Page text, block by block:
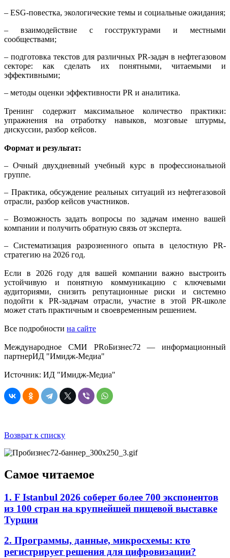
– ESG-повестка, экологические темы и социальные ожидания;
– взаимодействие с госструктурами и местными
сообществами;
– подготовка текстов для различных PR-задач в нефтегазовом
секторе: как сделать их понятными, читаемыми и
эффективными;
– методы оценки эффективности PR и аналитика.
Тренинг содержит максимальное количество практики:
упражнения на отработку навыков, мозговые штурмы,
дискуссии, разбор кейсов.
Формат и результат:
– Очный двухдневный учебный курс в профессиональной
группе.
– Практика, обсуждение реальных ситуаций из нефтегазовой
отрасли, разбор кейсов участников.
– Возможность задать вопросы по задачам именно вашей
компании и получить обратную связь от эксперта.
– Систематизация разрозненного опыта в целостную PR-
стратегию на 2026 год.
Если в 2026 году для вашей компании важно выстроить
устойчивую и понятную коммуникацию с ключевыми
аудиториями, снизить репутационные риски и системно
подойти к PR-задачам отрасли, участие в этой PR-школе
может стать практичным и своевременным решением.
Все подробности на сайте
Международное СМИ PRоБизнес72 — информационный
партнерИД "Имидж-Медиа"
Источник: ИД "Имидж-Медиа"
Возврат к списку
Самое читаемое
1. F Istanbul 2026 соберет более 700 экспонентов
из 100 стран на крупнейшей пищевой выставке
Турции
2. Программы, данные, микросхемы: кто
регистрирует решения для цифровизации?